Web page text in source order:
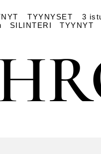
TYYNYSET 3
SILINTERI TYYNYT